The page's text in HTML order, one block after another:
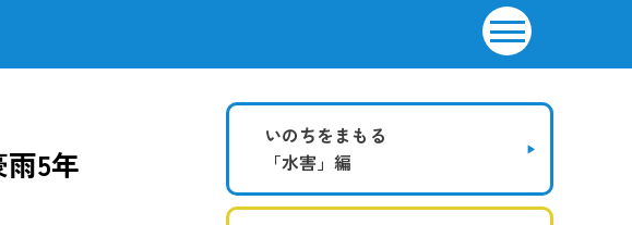
5年
いのちをまもる
「水害」編